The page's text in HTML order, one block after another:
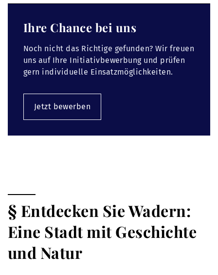
Ihre Chance bei uns
Noch nicht das Richtige gefunden? Wir freuen
uns auf Ihre Initiativbewerbung und prüfen
gern individuelle Einsatzmöglichkeiten.
Jetzt bewerben
§ Entdecken Sie Wadern:
Eine Stadt mit Geschichte
und Natur